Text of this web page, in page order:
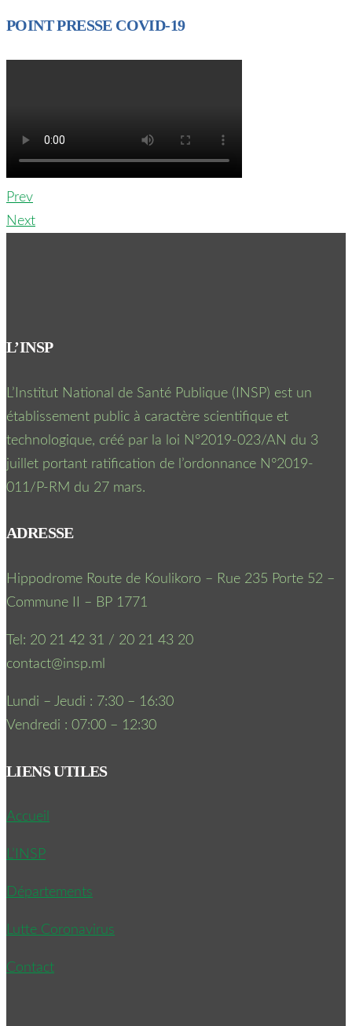
POINT PRESSE COVID-19
Prev
Next
L’INSP
L’Institut National de Santé Publique (INSP) est un
établissement public à caractère scientifique et
technologique, créé par la loi N°2019-023/AN du 3
juillet portant ratification de l’ordonnance N°2019-
011/P-RM du 27 mars.
ADRESSE
Hippodrome Route de Koulikoro – Rue 235 Porte 52 –
Commune II – BP 1771
Tel: 20 21 42 31 / 20 21 43 20
contact@insp.ml
Lundi – Jeudi : 7:30 – 16:30
Vendredi : 07:00 – 12:30
LIENS UTILES
Accueil
L’INSP
Départements
Lutte Coronavirus
Contact